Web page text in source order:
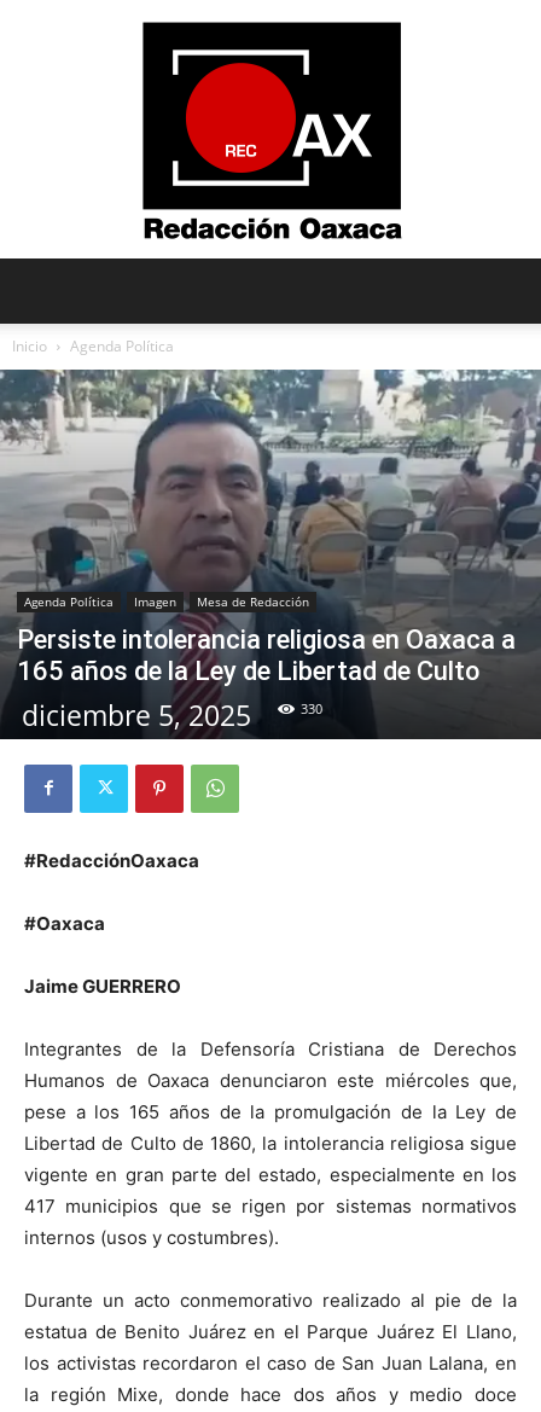
Oaxaca
Inicio Agenda Política
Agenda Política Imagen Mesa de Redacción
Persiste intolerancia religiosa en Oaxaca a
165 años de la Ley de Libertad de Culto
diciembre 5, 2025 330
#RedacciónOaxaca
#Oaxaca
Jaime GUERRERO
Integrantes de la Defensoría Cristiana de Derechos
Humanos de Oaxaca denunciaron este miércoles que,
pese a los 165 años de la promulgación de la Ley de
Libertad de Culto de 1860, la intolerancia religiosa sigue
vigente en gran parte del estado, especialmente en los
417 municipios que se rigen por sistemas normativos
internos (usos y costumbres).
Durante un acto conmemorativo realizado al pie de la
estatua de Benito Juárez en el Parque Juárez El Llano,
los activistas recordaron el caso de San Juan Lalana, en
la región Mixe, donde hace dos años y medio doce